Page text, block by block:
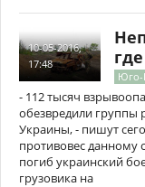
10-05-2016,
17:48
Юго-
- 112 тысяч
обезвредили
Украины, - пишут
противовес данному
погиб украинский
грузовика на